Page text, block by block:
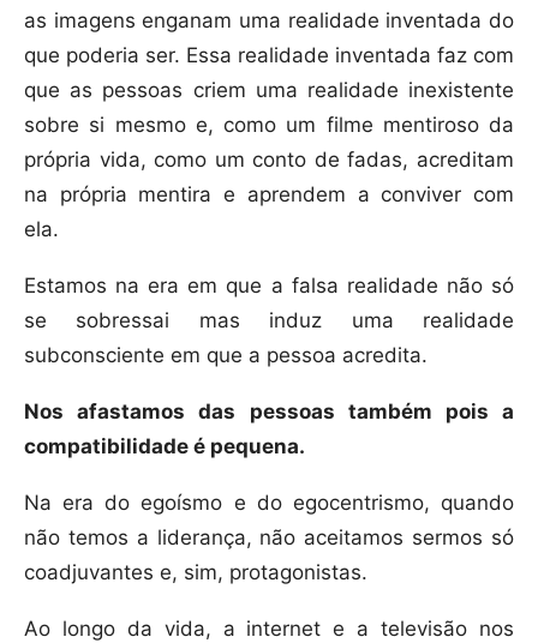
as imagens enganam uma realidade inventada do
que poderia ser. Essa realidade inventada faz com
que as pessoas criem uma realidade inexistente
sobre si mesmo e, como um filme mentiroso da
própria vida, como um conto de fadas, acreditam
na própria mentira e aprendem a conviver com
ela.
Estamos na era em que a falsa realidade não só
se sobressai mas induz uma realidade
subconsciente em que a pessoa acredita.
Nos afastamos das pessoas também pois a
compatibilidade é pequena.
Na era do egoísmo e do egocentrismo, quando
não temos a liderança, não aceitamos sermos só
coadjuvantes e, sim, protagonistas.
Ao longo da vida, a internet e a televisão nos